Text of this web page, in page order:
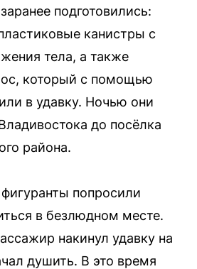
подготовились:
канистры с
тела, а также
который с помощью
в удавку. Ночью они
до посёлка
района.
попросили
в безлюдном месте.
накинул удавку на
душить. В это время